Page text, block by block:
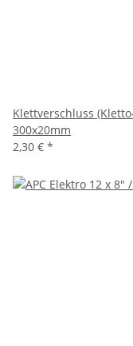
Klettverschluss
300x20mm
2,30 € *